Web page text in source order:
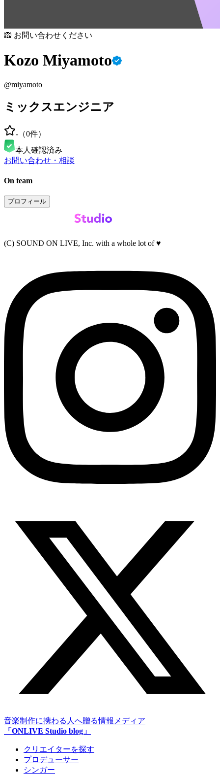
🙉 お問い合わせください
Kozo Miyamoto
@miyamoto
ミックスエンジニア
- （0件）
本人確認済み
お問い合わせ・相談
On team
プロフィール
(C) SOUND ON LIVE, Inc. with a whole lot of ♥
音楽制作に携わる人へ贈る情報メディア
「ONLIVE Studio blog」
クリエイターを探す
プロデューサー
シンガー